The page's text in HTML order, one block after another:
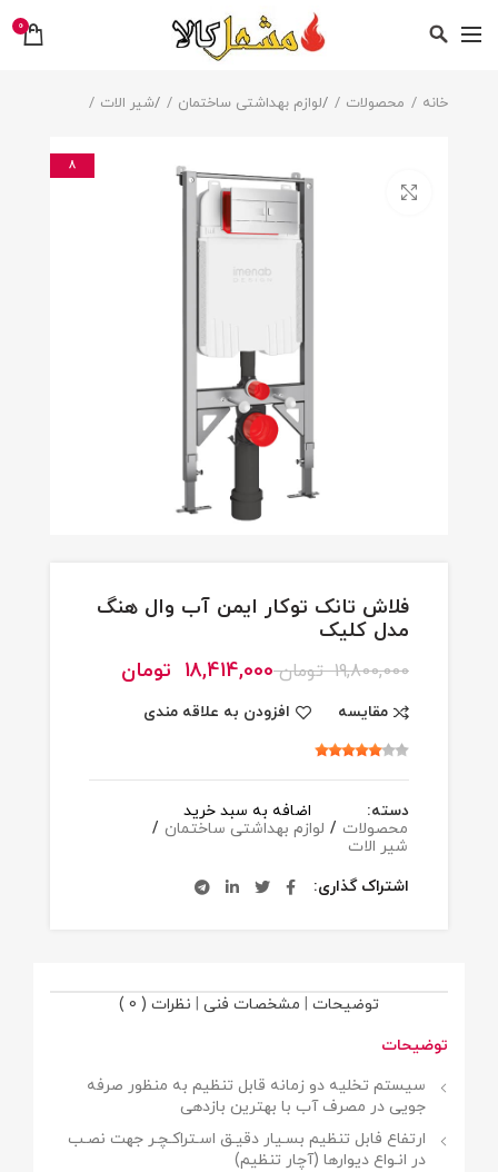
0
خانه محصولات /لوازم بهداشتی ساختمان /شیر الات
8
بزرگنمایی تصویر
فلاش تانک توکار ایمن آب وال هنگ
مدل کلیک
19,800,000 تومان18,414,000 تومان
مقایسه افزودن به علاقه مندی
اضافه به سبد خرید
دسته:
محصولات / لوازم بهداشتی ساختمان /
شیر الات
اشتراک گذاری
توضیحات | مشخصات فنی | نظرات ( 0 )
توضیحات
سیستم تخلیه دو زمانه قابل تنظیم به منظور صرفه
جویی در مصرف آب با بهترین بازدهی
ارتفاع فابل تنظیم بسـیار دقیـق اسـتراکـچـر جهت نصـب
در انـواع دیوارها (آچار تنظیم)